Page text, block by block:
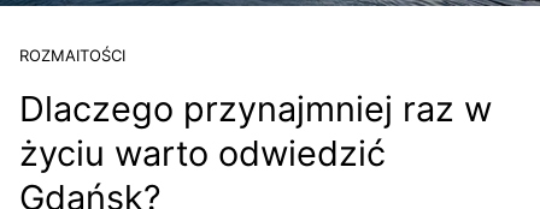
ROZMAITOŚCI
Dlaczego przynajmniej raz w
życiu warto odwiedzić
Gdańsk?